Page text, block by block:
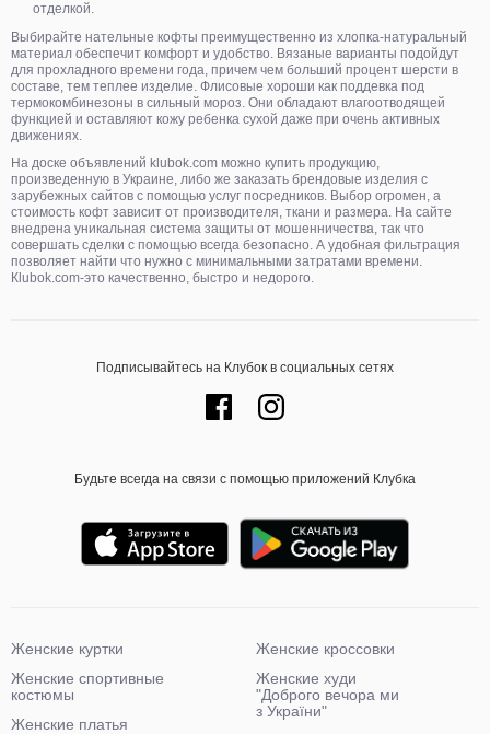
отделкой.
Выбирайте нательные кофты преимущественно из хлопка-натуральный
материал обеспечит комфорт и удобство. Вязаные варианты подойдут
для прохладного времени года, причем чем больший процент шерсти в
составе, тем теплее изделие. Флисовые хороши как поддевка под
термокомбинезоны в сильный мороз. Они обладают влагоотводящей
функцией и оставляют кожу ребенка сухой даже при очень активных
движениях.
На доске объявлений klubok.com можно купить продукцию,
произведенную в Украине, либо же заказать брендовые изделия с
зарубежных сайтов с помощью услуг посредников. Выбор огромен, а
стоимость кофт зависит от производителя, ткани и размера. На сайте
внедрена уникальная система защиты от мошенничества, так что
совершать сделки с помощью всегда безопасно. А удобная фильтрация
позволяет найти что нужно с минимальными затратами времени.
Кlubok.com-это качественно, быстро и недорого.
Подписывайтесь на Клубок в социальных сетях
Будьте всегда на связи с помощью приложений Клубка
Женские куртки
Женские спортивные
костюмы
Женские платья
Женские кроссовки
Женские худи
"Доброго вечора ми
з України"